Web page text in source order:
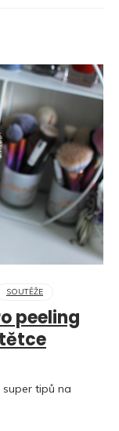
SOUTĚŽE
peeling
super tipů na